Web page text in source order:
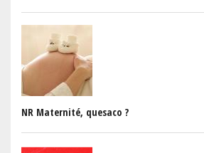
NR Maternité, quesaco ?